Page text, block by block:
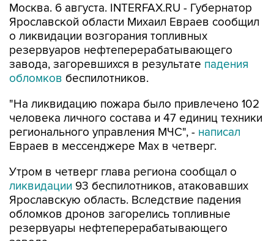
Москва. 6 августа. INTERFAX.RU - Губернатор
Ярославской области Михаил Евраев сообщил
о ликвидации возгорания топливных
резервуаров нефтеперерабатывающего
завода, загоревшихся в результате падения
обломков беспилотников.
"На ликвидацию пожара было привлечено 102
человека личного состава и 47 единиц техники
регионального управления МЧС", - написал
Евраев в мессенджере Мах в четверг.
Утром в четверг глава региона сообщал о
ликвидации 93 беспилотников, атаковавших
Ярославскую область. Вследствие падения
обломков дронов загорелись топливные
резервуары нефтеперерабатывающего